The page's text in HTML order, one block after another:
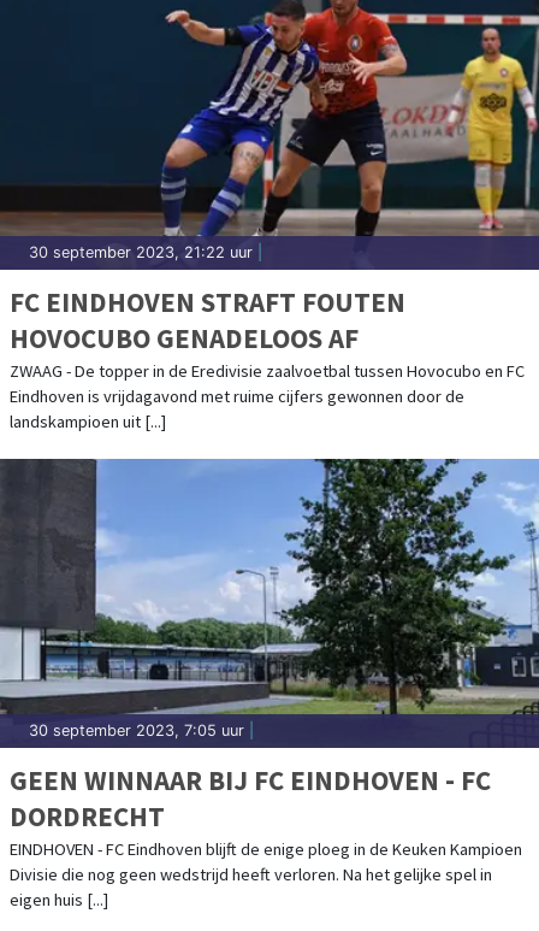
30 september 2023, 21:22 uur
FC EINDHOVEN STRAFT FOUTEN
HOVOCUBO GENADELOOS AF
ZWAAG - De topper in de Eredivisie zaalvoetbal tussen Hovocubo en FC
Eindhoven is vrijdagavond met ruime cijfers gewonnen door de
landskampioen uit [...]
30 september 2023, 7:05 uur
GEEN WINNAAR BIJ FC EINDHOVEN - FC
DORDRECHT
EINDHOVEN - FC Eindhoven blijft de enige ploeg in de Keuken Kampioen
Divisie die nog geen wedstrijd heeft verloren. Na het gelijke spel in
eigen huis [...]